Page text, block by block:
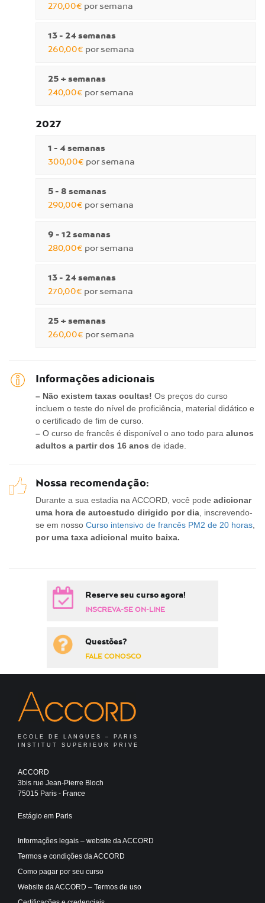
270,00€ por semana
13 - 24 semanas
260,00€ por semana
25 + semanas
240,00€ por semana
2027
1 - 4 semanas
300,00€ por semana
5 - 8 semanas
290,00€ por semana
9 - 12 semanas
280,00€ por semana
13 - 24 semanas
270,00€ por semana
25 + semanas
260,00€ por semana
Informações adicionais
– Não existem taxas ocultas! Os preços do curso
incluem o teste do nível de proficiência, material didático e
o certificado de fim de curso.
– O curso de francês é disponível o ano todo para alunos
adultos a partir dos 16 anos de idade.
Nossa recomendação:
Durante a sua estadia na ACCORD, você pode adicionar
uma hora de autoestudo dirigido por dia , inscrevendo-
se em nosso Curso intensivo de francês PM2 de 20 horas
por uma taxa adicional muito baixa.
Reserve seu curso agora!
INSCREVA-SE ON-LINE
Questões?
FALE CONOSCO
ECOLE DE LANGUES – PARIS
INSTITUT SUPERIEUR PRIVE
ACCORD
3bis rue Jean-Pierre Bloch
75015 Paris - France
Estágio em Paris
Informações legais – website da ACCORD
Termos e condições da ACCORD
Como pagar por seu curso
Website da ACCORD – Termos de uso